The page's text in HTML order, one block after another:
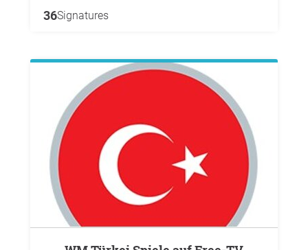
36Signatures